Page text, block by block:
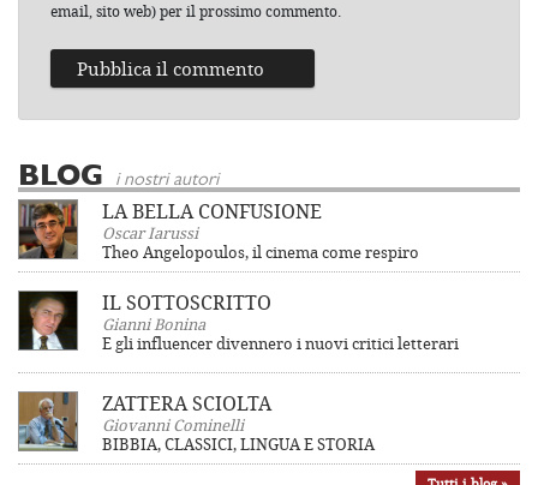
email, sito web) per il prossimo commento.
BLOG i nostri autori
LA BELLA CONFUSIONE
Oscar Iarussi
Theo Angelopoulos, il cinema come respiro
IL SOTTOSCRITTO
Gianni Bonina
E gli influencer divennero i nuovi critici letterari
ZATTERA SCIOLTA
Giovanni Cominelli
BIBBIA, CLASSICI, LINGUA E STORIA